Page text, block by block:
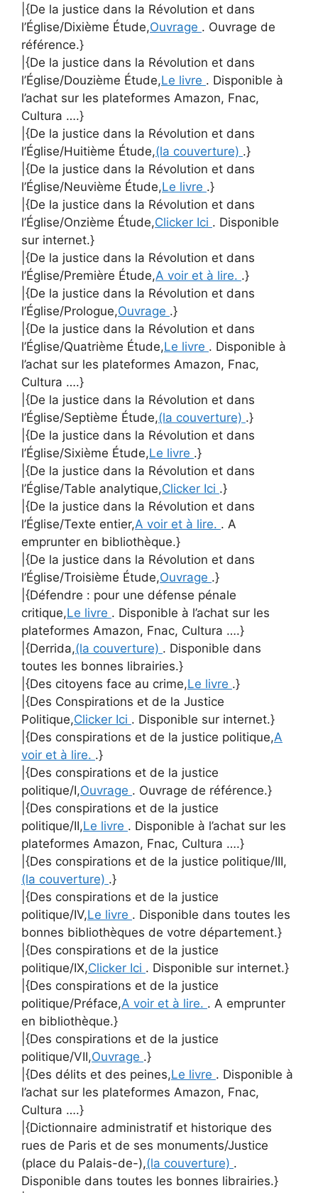
|{De la justice dans la Révolution et dans
l’Église/Dixième Étude,Ouvrage . Ouvrage de
référence.}
|{De la justice dans la Révolution et dans
l’Église/Douzième Étude,Le livre . Disponible à
l’achat sur les plateformes Amazon, Fnac,
Cultura ….}
|{De la justice dans la Révolution et dans
l’Église/Huitième Étude,(la couverture) .}
|{De la justice dans la Révolution et dans
l’Église/Neuvième Étude,Le livre .}
|{De la justice dans la Révolution et dans
l’Église/Onzième Étude,Clicker Ici . Disponible
sur internet.}
|{De la justice dans la Révolution et dans
l’Église/Première Étude,A voir et à lire. .}
|{De la justice dans la Révolution et dans
l’Église/Prologue,Ouvrage .}
|{De la justice dans la Révolution et dans
l’Église/Quatrième Étude,Le livre . Disponible à
l’achat sur les plateformes Amazon, Fnac,
Cultura ….}
|{De la justice dans la Révolution et dans
l’Église/Septième Étude,(la couverture) .}
|{De la justice dans la Révolution et dans
l’Église/Sixième Étude,Le livre .}
|{De la justice dans la Révolution et dans
l’Église/Table analytique,Clicker Ici .}
|{De la justice dans la Révolution et dans
l’Église/Texte entier,A voir et à lire. . A
emprunter en bibliothèque.}
|{De la justice dans la Révolution et dans
l’Église/Troisième Étude,Ouvrage .}
|{Défendre : pour une défense pénale
critique,Le livre . Disponible à l’achat sur les
plateformes Amazon, Fnac, Cultura ….}
|{Derrida,(la couverture) . Disponible dans
toutes les bonnes librairies.}
|{Des citoyens face au crime,Le livre .}
|{Des Conspirations et de la Justice
Politique,Clicker Ici . Disponible sur internet.}
|{Des conspirations et de la justice politique,A
voir et à lire. .}
|{Des conspirations et de la justice
politique/I,Ouvrage . Ouvrage de référence.}
|{Des conspirations et de la justice
politique/II,Le livre . Disponible à l’achat sur les
plateformes Amazon, Fnac, Cultura ….}
|{Des conspirations et de la justice politique/III,
(la couverture) .}
|{Des conspirations et de la justice
politique/IV,Le livre . Disponible dans toutes les
bonnes bibliothèques de votre département.}
|{Des conspirations et de la justice
politique/IX,Clicker Ici . Disponible sur internet.}
|{Des conspirations et de la justice
politique/Préface,A voir et à lire. . A emprunter
en bibliothèque.}
|{Des conspirations et de la justice
politique/VII,Ouvrage .}
|{Des délits et des peines,Le livre . Disponible à
l’achat sur les plateformes Amazon, Fnac,
Cultura ….}
|{Dictionnaire administratif et historique des
rues de Paris et de ses monuments/Justice
(place du Palais-de-),(la couverture) .
Disponible dans toutes les bonnes librairies.}